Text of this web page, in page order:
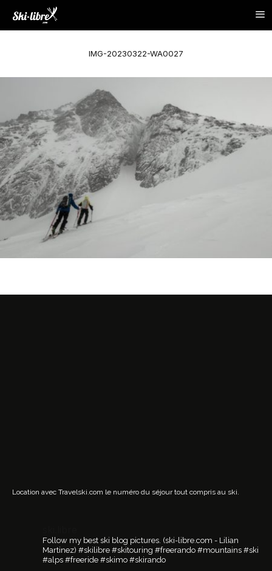
IMG-20230322-WA0027
Location avec Travelski.com le numéro du séjour tout compris au ski.
Follow my best ski blog pictures. (ski-libre.com - Lilian
Martinez) #skilibre #skitouring #freerando #mountains #ski
#alps #freeride #skimo #skirando